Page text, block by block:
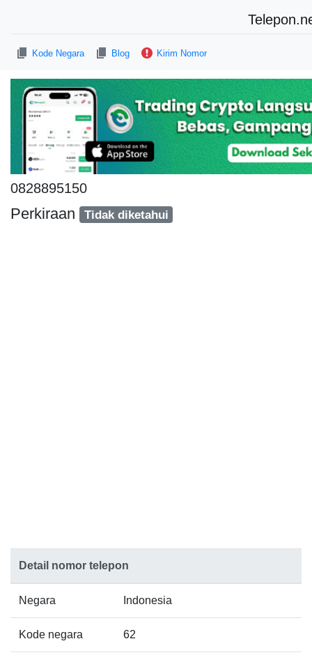
Kode Negara Blog Kirim Nomor
0828895150
Perkiraan Tidak diketahui
Detail nomor telepon
Negara Indonesia
Kode negara 62